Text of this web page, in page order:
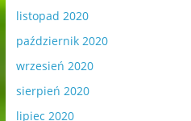
listopad 2020
październik 2020
wrzesień 2020
sierpień 2020
lipiec 2020